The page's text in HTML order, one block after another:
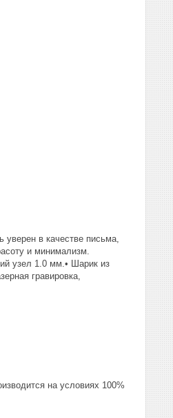
в качестве письма,
и минимализм.
узел 1.0 мм.• Шарик из
гравировка,
на условиях 100%